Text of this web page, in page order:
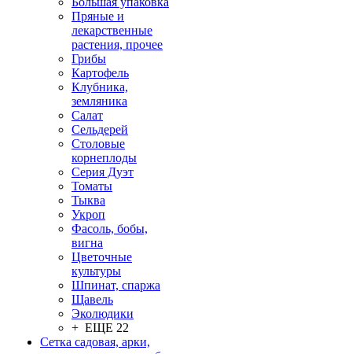
Пряные и
лекарственные
растения, прочее
Грибы
Картофель
Клубника,
земляника
Салат
Сельдерей
Столовые
корнеплоды
Серия Дуэт
Томаты
Тыква
Укроп
Фасоль, бобы,
вигна
Цветочные
культуры
Шпинат, спаржа
Щавель
Эколюдики
+ ЕЩЕ 22
Сетка садовая, арки,